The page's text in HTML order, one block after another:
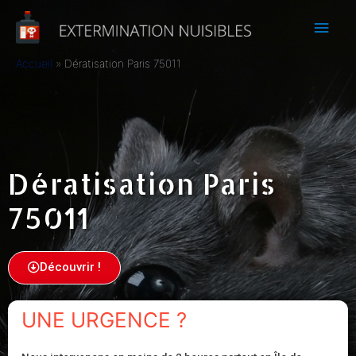
Accueil Dératisation Paris 75011
Dératisation Paris
75011
Découvrir !
UNE URGENCE ?